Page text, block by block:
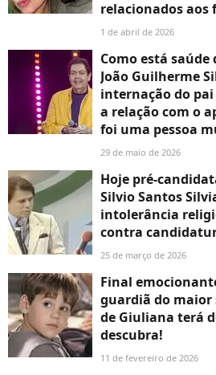
relacionados aos
1 de abril de 2026
Como está saúde
João Guilherme
internação do pai
a relação com o
foi uma pessoa
29 de maio de 2026
Hoje pré-
Silvio Santos
intolerância
contra
25 de março de 2026
Final
guardiã do maior
de Giuliana terá
descubra!
11 de fevereiro de 2026